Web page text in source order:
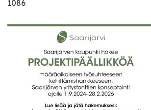
1086